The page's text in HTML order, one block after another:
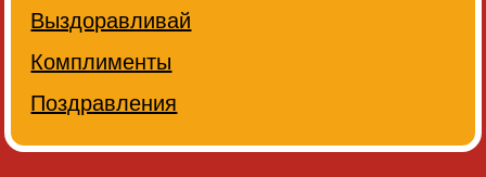
Выздоравливай
Комплименты
Поздравления